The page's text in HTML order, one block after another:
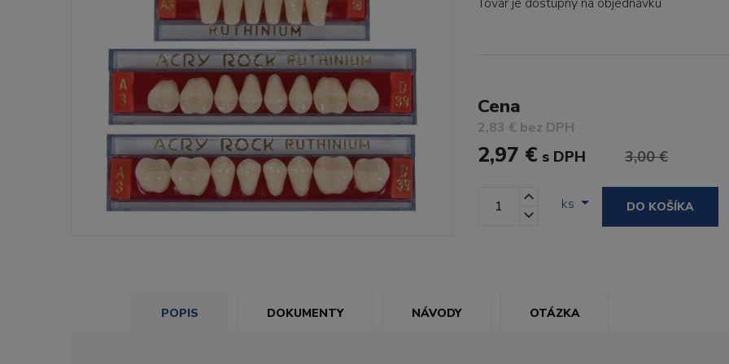
Cena
2,83 € bez DPH
2,97 € s DPH 3,00 €
ks DO KOŠÍKA
POPIS DOKUMENTY NÁVODY OTÁZKA